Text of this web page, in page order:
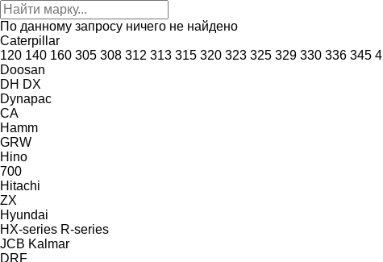
По данному запросу ничего не найдено
Caterpillar
120 140 160 305 308 312 313 315 320 323 325 329 330 336 345
Doosan
DH DX
Dynapac
CA
Hamm
GRW
Hino
700
Hitachi
ZX
Hyundai
HX-series R-series
JCB Kalmar
DRF